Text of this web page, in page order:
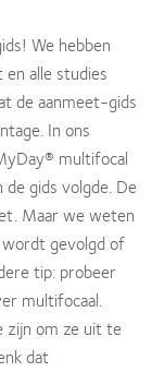
We hebben
alle studies
de aanmeet-gids
In ons
multifocal
gids volgde. De
Maar we weten
gevolgd of
tip: probeer
multifocaal.
zijn om ze uit te
dat